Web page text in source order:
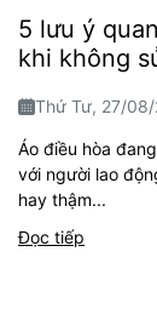
5 lưu ý
khi không
Thứ Tư, 27/
Áo điều hòa
với người lao
hay thậm...
Đọc tiếp